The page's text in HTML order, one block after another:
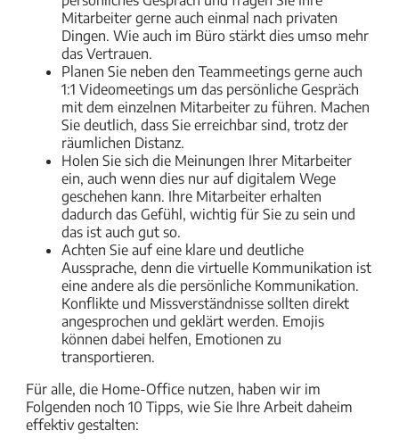
Mitarbeiter gerne auch einmal nach privaten
Dingen. Wie auch im Büro stärkt dies umso mehr
das Vertrauen.
Planen Sie neben den Teammeetings gerne auch
1:1 Videomeetings um das persönliche Gespräch
mit dem einzelnen Mitarbeiter zu führen. Machen
Sie deutlich, dass Sie erreichbar sind, trotz der
räumlichen Distanz.
Holen Sie sich die Meinungen Ihrer Mitarbeiter
ein, auch wenn dies nur auf digitalem Wege
geschehen kann. Ihre Mitarbeiter erhalten
dadurch das Gefühl, wichtig für Sie zu sein und
das ist auch gut so.
Achten Sie auf eine klare und deutliche
Aussprache, denn die virtuelle Kommunikation ist
eine andere als die persönliche Kommunikation.
Konflikte und Missverständnisse sollten direkt
angesprochen und geklärt werden. Emojis
können dabei helfen, Emotionen zu
transportieren.
Für alle, die Home-Office nutzen, haben wir im
Folgenden noch 10 Tipps, wie Sie Ihre Arbeit daheim
effektiv gestalten: